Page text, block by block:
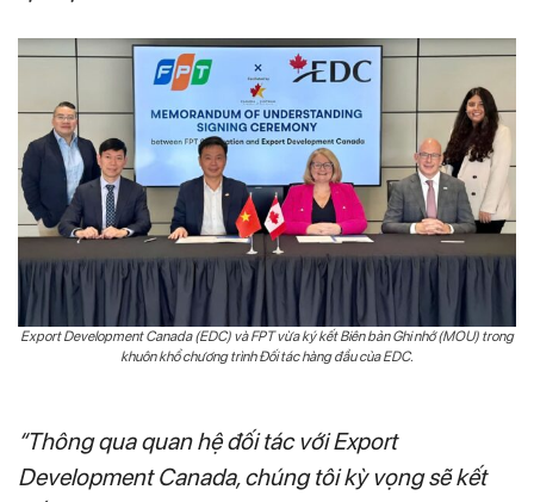
Export Development Canada (EDC) và FPT vừa ký kết Biên bản Ghi nhớ (MOU) trong
khuôn khổ chương trình Đối tác hàng đầu của EDC.
“Thông qua quan hệ đối tác với Export
Development Canada, chúng tôi kỳ vọng sẽ kết